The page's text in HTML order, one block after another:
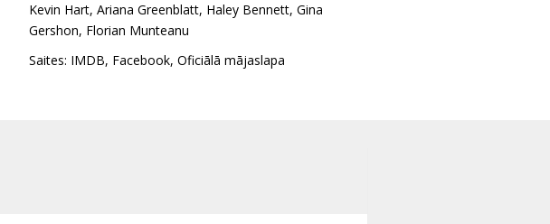
Kevin Hart, Ariana Greenblatt, Haley Bennett, Gina
Gershon, Florian Munteanu
Saites: IMDB, Facebook, Oficiālā mājaslapa